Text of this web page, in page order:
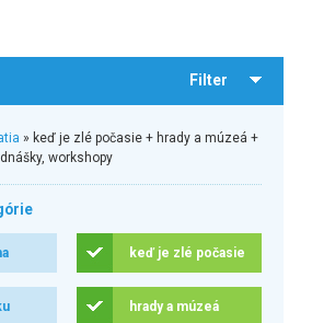
Filter
» keď je zlé počasie + hrady a múzeá +
workshopy
keď je zlé počasie
hrady a múzeá